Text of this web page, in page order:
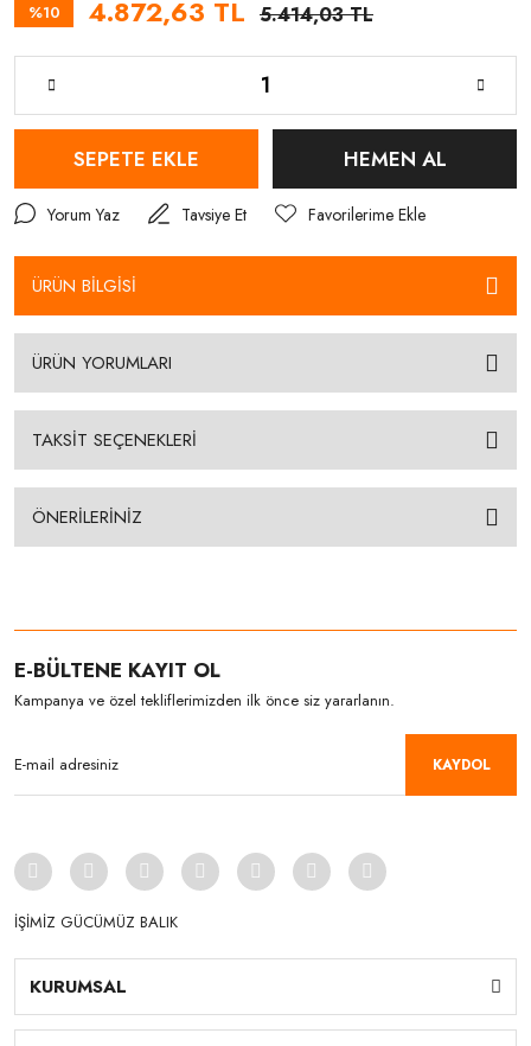
%10 4.872,63 TL 5.414,03 TL
SEPETE EKLE HEMEN AL
Yorum Yaz Tavsiye Et
ÜRÜN BİLGİSİ
ÜRÜN YORUMLARI
TAKSİT SEÇENEKLERİ
ÖNERİLERİNİZ
E-BÜLTENE KAYIT OL
Kampanya ve özel tekliflerimizden ilk önce siz yararlanın.
KAYDOL
İŞİMİZ GÜCÜMÜZ BALIK
KURUMSAL